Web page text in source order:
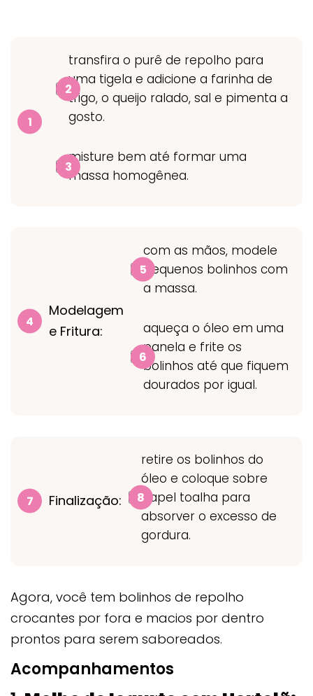
transfira o purê de repolho para
uma tigela e adicione a farinha de
trigo, o queijo ralado, sal e pimenta a
gosto.
misture bem até formar uma
massa homogênea.
Modelagem
e Fritura:
com as mãos, modele
pequenos bolinhos com
a massa.
aqueça o óleo em uma
panela e frite os
bolinhos até que fiquem
dourados por igual.
Finalização:
retire os bolinhos do
óleo e coloque sobre
papel toalha para
absorver o excesso de
gordura.
Agora, você tem bolinhos de repolho
crocantes por fora e macios por dentro
prontos para serem saboreados.
Acompanhamentos